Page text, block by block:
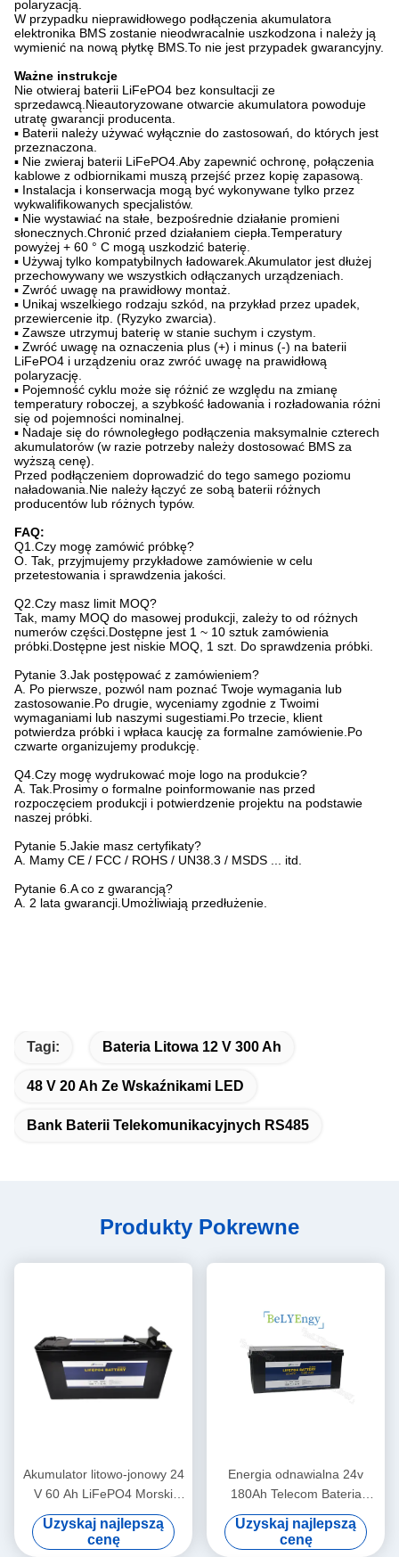
polaryzacją.
W przypadku nieprawidłowego podłączenia akumulatora
elektronika BMS zostanie nieodwracalnie uszkodzona i należy ją
wymienić na nową płytkę BMS.To nie jest przypadek gwarancyjny.
Ważne instrukcje
Nie otwieraj baterii LiFePO4 bez konsultacji ze
sprzedawcą.Nieautoryzowane otwarcie akumulatora powoduje
utratę gwarancji producenta.
▪ Baterii należy używać wyłącznie do zastosowań, do których jest
przeznaczona.
▪ Nie zwieraj baterii LiFePO4.Aby zapewnić ochronę, połączenia
kablowe z odbiornikami muszą przejść przez kopię zapasową.
▪ Instalacja i konserwacja mogą być wykonywane tylko przez
wykwalifikowanych specjalistów.
▪ Nie wystawiać na stałe, bezpośrednie działanie promieni
słonecznych.Chronić przed działaniem ciepła.Temperatury
powyżej + 60 ° C mogą uszkodzić baterię.
▪ Używaj tylko kompatybilnych ładowarek.Akumulator jest dłużej
przechowywany we wszystkich odłączanych urządzeniach.
▪ Zwróć uwagę na prawidłowy montaż.
▪ Unikaj wszelkiego rodzaju szkód, na przykład przez upadek,
przewiercenie itp. (Ryzyko zwarcia).
▪ Zawsze utrzymuj baterię w stanie suchym i czystym.
▪ Zwróć uwagę na oznaczenia plus (+) i minus (-) na baterii
LiFePO4 i urządzeniu oraz zwróć uwagę na prawidłową
polaryzację.
▪ Pojemność cyklu może się różnić ze względu na zmianę
temperatury roboczej, a szybkość ładowania i rozładowania różni
się od pojemności nominalnej.
▪ Nadaje się do równoległego podłączenia maksymalnie czterech
akumulatorów (w razie potrzeby należy dostosować BMS za
wyższą cenę).
Przed podłączeniem doprowadzić do tego samego poziomu
naładowania.Nie należy łączyć ze sobą baterii różnych
producentów lub różnych typów.
FAQ:
Q1.Czy mogę zamówić próbkę?
O. Tak, przyjmujemy przykładowe zamówienie w celu
przetestowania i sprawdzenia jakości.
Q2.Czy masz limit MOQ?
Tak, mamy MOQ do masowej produkcji, zależy to od różnych
numerów części.Dostępne jest 1 ~ 10 sztuk zamówienia
próbki.Dostępne jest niskie MOQ, 1 szt. Do sprawdzenia próbki.
Pytanie 3.Jak postępować z zamówieniem?
A. Po pierwsze, pozwól nam poznać Twoje wymagania lub
zastosowanie.Po drugie, wyceniamy zgodnie z Twoimi
wymaganiami lub naszymi sugestiami.Po trzecie, klient
potwierdza próbki i wpłaca kaucję za formalne zamówienie.Po
czwarte organizujemy produkcję.
Q4.Czy mogę wydrukować moje logo na produkcie?
A. Tak.Prosimy o formalne poinformowanie nas przed
rozpoczęciem produkcji i potwierdzenie projektu na podstawie
naszej próbki.
Pytanie 5.Jakie masz certyfikaty?
A. Mamy CE / FCC / ROHS / UN38.3 / MSDS ... itd.
Pytanie 6.A co z gwarancją?
A. 2 lata gwarancji.Umożliwiają przedłużenie.
Tagi: Bateria Litowa 12 V 300 Ah
48 V 20 Ah Ze Wskaźnikami LED
Bank Baterii Telekomunikacyjnych RS485
Produkty Pokrewne
Akumulator litowo-jonowy 24
V 60 Ah LiFePO4 Morski
akumulator litowo-jonowy do
wież telekomunikacyjnych
Uzyskaj najlepszą
cenę
Energia odnawialna 24v
180Ah Telecom Bateria
litowa do sprzętu
medycznego
Uzyskaj najlepszą
cenę